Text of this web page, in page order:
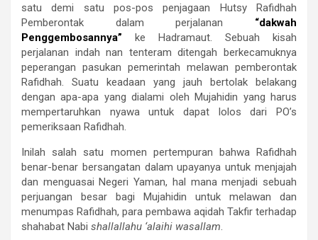
satu demi satu pos-pos penjagaan Hutsy Rafidhah
Pemberontak dalam perjalanan “dakwah
Penggembosannya” ke Hadramaut. Sebuah kisah
perjalanan indah nan tenteram ditengah berkecamuknya
peperangan pasukan pemerintah melawan pemberontak
Rafidhah. Suatu keadaan yang jauh bertolak belakang
dengan apa-apa yang dialami oleh Mujahidin yang harus
mempertaruhkan nyawa untuk dapat lolos dari PO’s
pemeriksaan Rafidhah.
Inilah salah satu momen pertempuran bahwa Rafidhah
benar-benar bersangatan dalam upayanya untuk menjajah
dan menguasai Negeri Yaman, hal mana menjadi sebuah
perjuangan besar bagi Mujahidin untuk melawan dan
menumpas Rafidhah, para pembawa aqidah Takfir terhadap
shahabat Nabi shallallahu ‘alaihi wasallam